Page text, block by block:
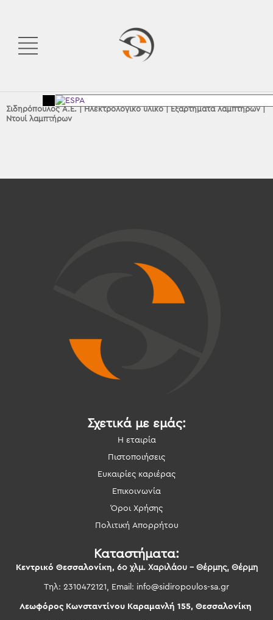
<
Σιδηρόπουλος Α.Ε.|Ηλεκτρολογικό υλικό|Εξαρτήματα λαμπτήρων|
Ντουί λαμπτήρων
Σχετικά με εμάς:
Η εταιρία
Πιστοποιήσεις
Ευκαιρίες καριέρας
Επικοινωνία
Όροι Χρήσης
Πολιτική Απορρήτου
Καταστήματα:
Κεντρικό Θεσσαλονίκη, 6ο χλμ. Χαριλάου – Θέρμης, Θέρμη
Τηλ: 2310472121, Email: info@sidiropoulos-sa.gr
Λεωφόρος Κωνσταντίνου Καραμανλή 155, Θεσσαλονίκη